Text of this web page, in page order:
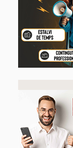
‘Andorra i